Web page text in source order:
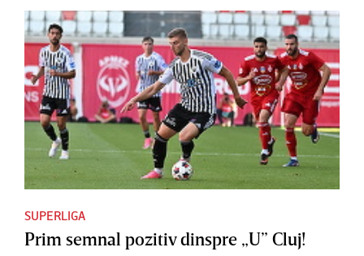
SUPERLIGA
Prim semnal pozitiv dinspre „U” Cluj!